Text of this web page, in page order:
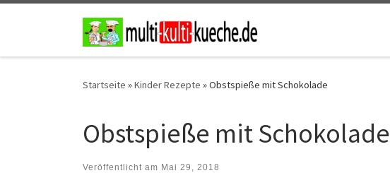
Zum Inhalt springen
Startseite »Kinder Rezepte »Obstspieße mit Schokolade
Obstspieße mit Schokolade
Veröffentlicht am Mai 29, 2018